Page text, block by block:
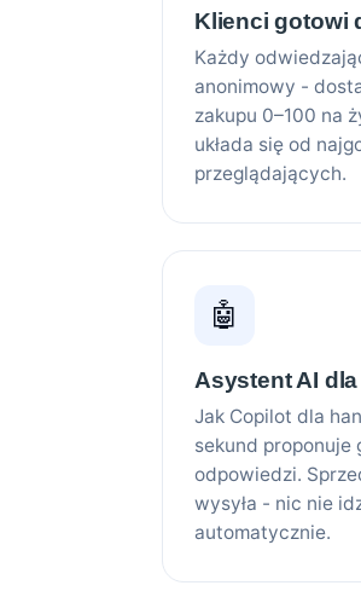
Klienci gotowi
Każdy
anonimowy -
zakupu 0–100 na
układa się od
przeglądających.
🤖
Asystent AI
Jak Copilot dla
sekund proponuje
odpowiedzi.
wysyła - nic nie
automatycznie.